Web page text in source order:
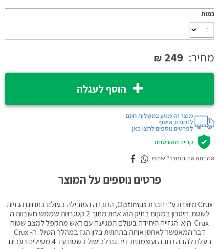
כמות
מחיר: 249
₪
הוסף לעגלה
מוצר זה מגיע במשלוח חינם
לנקודת איסוף
לפרטים נוספים לחצו כאן
קנייה מאובטחת
אהבתם את המוצר? שתפו
פרטים נוספים על המוצר
Crux מיוצרת ע"י חברת Optimus, החברה המובילה בעולם בתחום הגזיות
לשטח. חיסכון במקום בתיק הוא אחת מתוך 2 קטגרויות שממש חשבוות ה
Crux היא הגזייה היחידה בעולם המגיעה עם ראש מתקפל למצב שטוח
דבר המאפשר לאחסן אותה בתחתית בלון הגז במהלך הטיול. ה- Crux
בעלת להבה רחבה ועוצמתית דיה גם לבישול בשטח עד 4 מטיילים רעבים.